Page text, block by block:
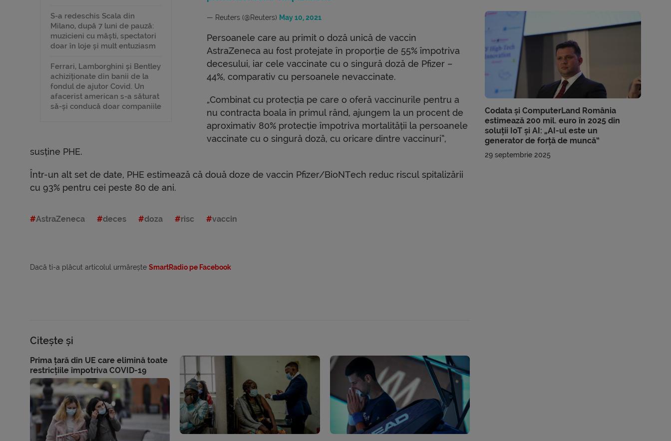
S-a redeschis Scala din
Milano, după 7 luni de pauză:
muzicieni cu măști, spectatori
doar în loje și mult entuziasm
Ferrari, Lamborghini și Bentley
achiziționate din banii de la
fondul de ajutor Covid. Un
afacerist american s-a săturat
să-și conducă doar companiile
— Reuters (@Reuters) May 10, 2021
Persoanele care au primit o doză unică de vaccin
AstraZeneca au fost protejate în proporție de 55% împotriva
decesului, iar cele vaccinate cu o singură doză de Pfizer –
44%, comparativ cu persoanele nevaccinate.
„Combinat cu protecția pe care o oferă vaccinurile pentru a
nu contracta boala în primul rând, ajungem la un procent de
aproximativ 80% protecție împotriva mortalității la persoanele
vaccinate cu o singură doză, cu oricare dintre vaccinuri”,
susține PHE.
Într-un alt set de date, PHE estimează că două doze de vaccin Pfizer/BioNTech reduc riscul spitalizării
cu 93% pentru cei peste 80 de ani.
AstraZeneca deces doza risc vaccin
Dacă ti-a plăcut articolul urmărește SmartRadio pe Facebook
Citește și
Prima țară din UE care elimină toate
restricțiile împotriva COVID-19
Codata și ComputerLand România
estimează 200 mil. euro în 2025 din
soluții IoT și AI: „AI-ul este un
generator de forță de muncă”
29 septembrie 2025